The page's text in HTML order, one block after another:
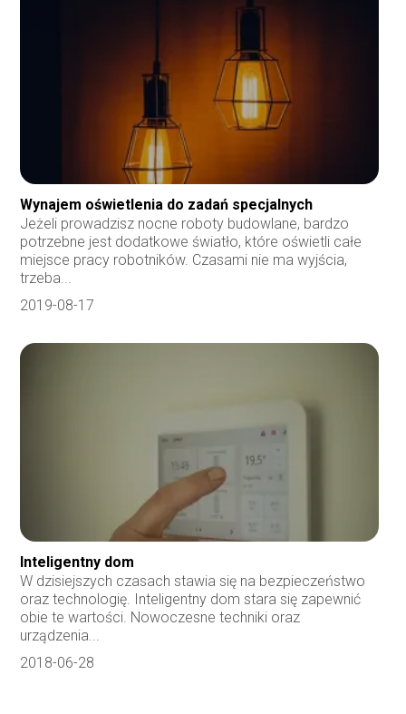
Wynajem oświetlenia do zadań specjalnych
Jeżeli prowadzisz nocne roboty budowlane, bardzo
potrzebne jest dodatkowe światło, które oświetli całe
miejsce pracy robotników. Czasami nie ma wyjścia,
trzeba...
2019-08-17
Inteligentny dom
W dzisiejszych czasach stawia się na bezpieczeństwo
oraz technologię. Inteligentny dom stara się zapewnić
obie te wartości. Nowoczesne techniki oraz
urządzenia...
2018-06-28